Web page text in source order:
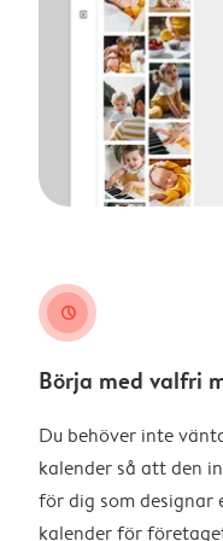
clock
Börja med valfri
Du behöver inte
kalender så att den
för dig som designar
kalender för